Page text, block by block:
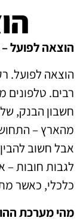
הוצאה לפועל
הוצאה לפועל.
רבים. טלפונים
חשבון הבנק,
מהארץ –
אבל חשוב
לגבות חובות
כלכלי, כאשר
מהי מערכת